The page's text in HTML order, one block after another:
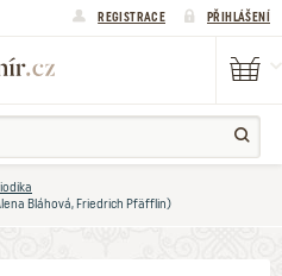
REGISTRACE PŘIHLÁŠENÍ
Bláhová, Friedrich Pfäfflin)